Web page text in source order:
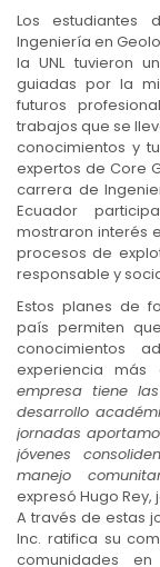
Los
Ingeniería en
la UNL tuvieron
guiadas por la
futuros
trabajos que se
conocimientos y
expertos de Core
carrera de
Ecuador
mostraron interés
procesos de
responsable y
Estos planes de
país permiten
conocimientos
experiencia
empresa tiene
desarrollo
jornadas
jóvenes
manejo
expresó Hugo Rey,
A través de estas
Inc. ratifica su
comunidades